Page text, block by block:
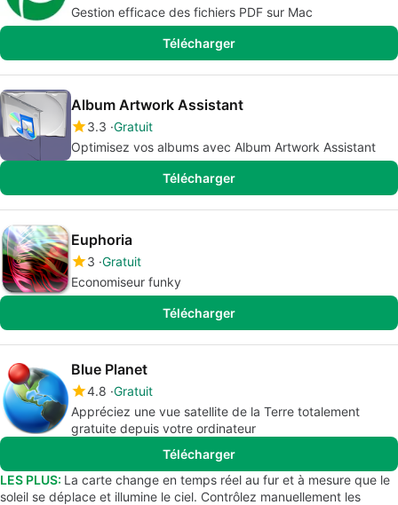
Gestion efficace des fichiers PDF sur Mac
Télécharger
Album Artwork Assistant
3.3 Gratuit
Optimisez vos albums avec Album Artwork Assistant
Télécharger
Euphoria
3 Gratuit
Economiseur funky
Télécharger
Blue Planet
4.8 Gratuit
Appréciez une vue satellite de la Terre totalement
gratuite depuis votre ordinateur
Télécharger
LES PLUS: La carte change en temps réel au fur et à mesure que le
soleil se déplace et illumine le ciel. Contrôlez manuellement les